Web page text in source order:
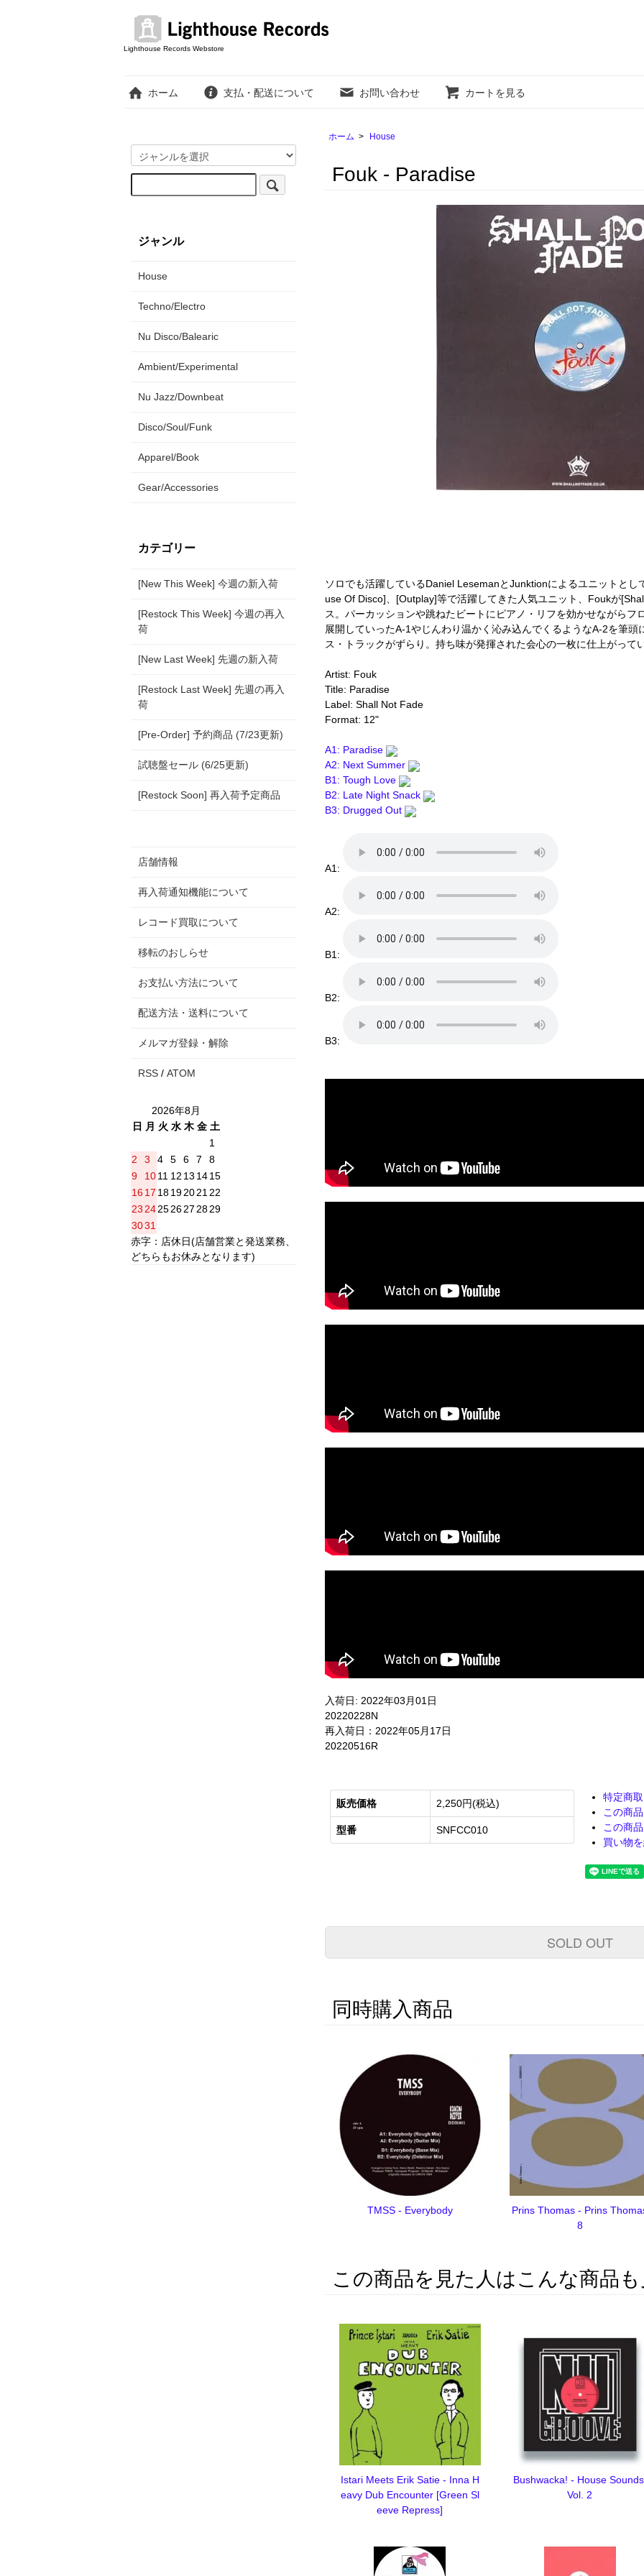
Lighthouse Records Webstore
ホーム 支払・配送について お問い合わせ カートを見る
ホーム > House
Fouk - Paradise
ソロでも活躍しているDaniel LesemanとJunktionによるユニットと
use Of Disco]、[Outplay]等で活躍してきた人気ユニット、Foukが
ス。パーカッションや跳ねたビートにピアノ・リフを効かせながらフ
展開していったA-1やじんわり温かく沁み込んでくるようなA-2を筆頭
ス・トラックがずらり。持ち味が発揮された会心の一枚に仕上がって
Artist: Fouk
Title: Paradise
Label: Shall Not Fade
Format: 12"
A1: Paradise
A2: Next Summer
B1: Tough Love
B2: Late Night Snack
B3: Drugged Out
A1:
A2:
B1:
B2:
B3:
入荷日: 2022年03月01日
20220228N
再入荷日：2022年05月17日
20220516R
販売価格 2,250円(税込)
型番 SNFCC010
特定商
この商
この商
買い物
SOLD OUT
同時購入商品
TMSS - Everybody
Prins Thomas - Prins
8
この商品を見た人はこんな商品
Istari Meets Erik Satie - Inna H
eavy Dub Encounter [Green Sl
eeve Repress]
Bushwacka! - House Sounds,
Vol. 2
ジャンル
House
Techno/Electro
Nu Disco/Balearic
Ambient/Experimental
Nu Jazz/Downbeat
Disco/Soul/Funk
Apparel/Book
Gear/Accessories
カテゴリー
[New This Week] 今週の新入荷
[Restock This Week] 今週の再入
荷
[New Last Week] 先週の新入荷
[Restock Last Week] 先週の再入
荷
[Pre-Order] 予約商品 (7/23更新)
試聴盤セール (6/25更新)
[Restock Soon] 再入荷予定商品
店舗情報
再入荷通知機能について
レコード買取について
移転のおしらせ
お支払い方法について
配送方法・送料について
メルマガ登録・解除
RSS / ATOM
2026年8月
日
月 火 水 木 金 土
1
2
3 4 5 6 7
8
9
1011 12 13 1415
16 17 18192021 22
23 24252627 2829
3031
赤字：店休日(店舗営業と発送業務、
どちらもお休みとなります)